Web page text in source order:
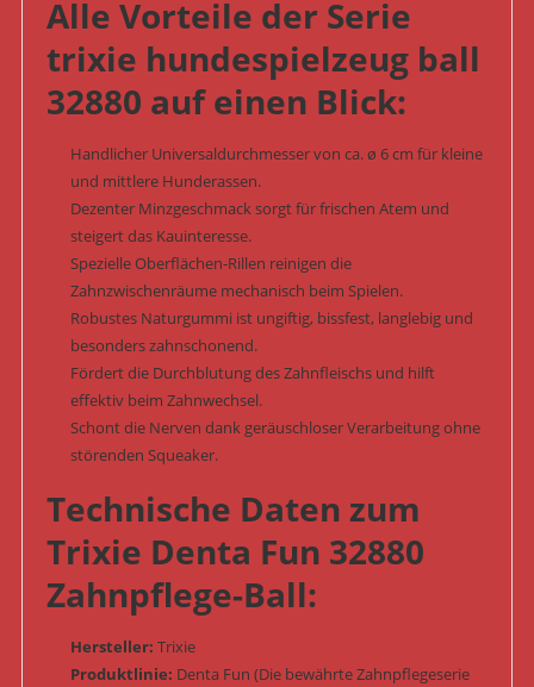
Alle Vorteile der Serie
trixie hundespielzeug ball
32880 auf einen Blick:
Handlicher Universaldurchmesser von ca. ø 6 cm für kleine
und mittlere Hunderassen.
Dezenter Minzgeschmack sorgt für frischen Atem und
steigert das Kauinteresse.
Spezielle Oberflächen-Rillen reinigen die
Zahnzwischenräume mechanisch beim Spielen.
Robustes Naturgummi ist ungiftig, bissfest, langlebig und
besonders zahnschonend.
Fördert die Durchblutung des Zahnfleischs und hilft
effektiv beim Zahnwechsel.
Schont die Nerven dank geräuschloser Verarbeitung ohne
störenden Squeaker.
Technische Daten zum
Trixie Denta Fun 32880
Zahnpflege-Ball:
Hersteller: Trixie
Produktlinie: Denta Fun (Die bewährte Zahnpflegeserie